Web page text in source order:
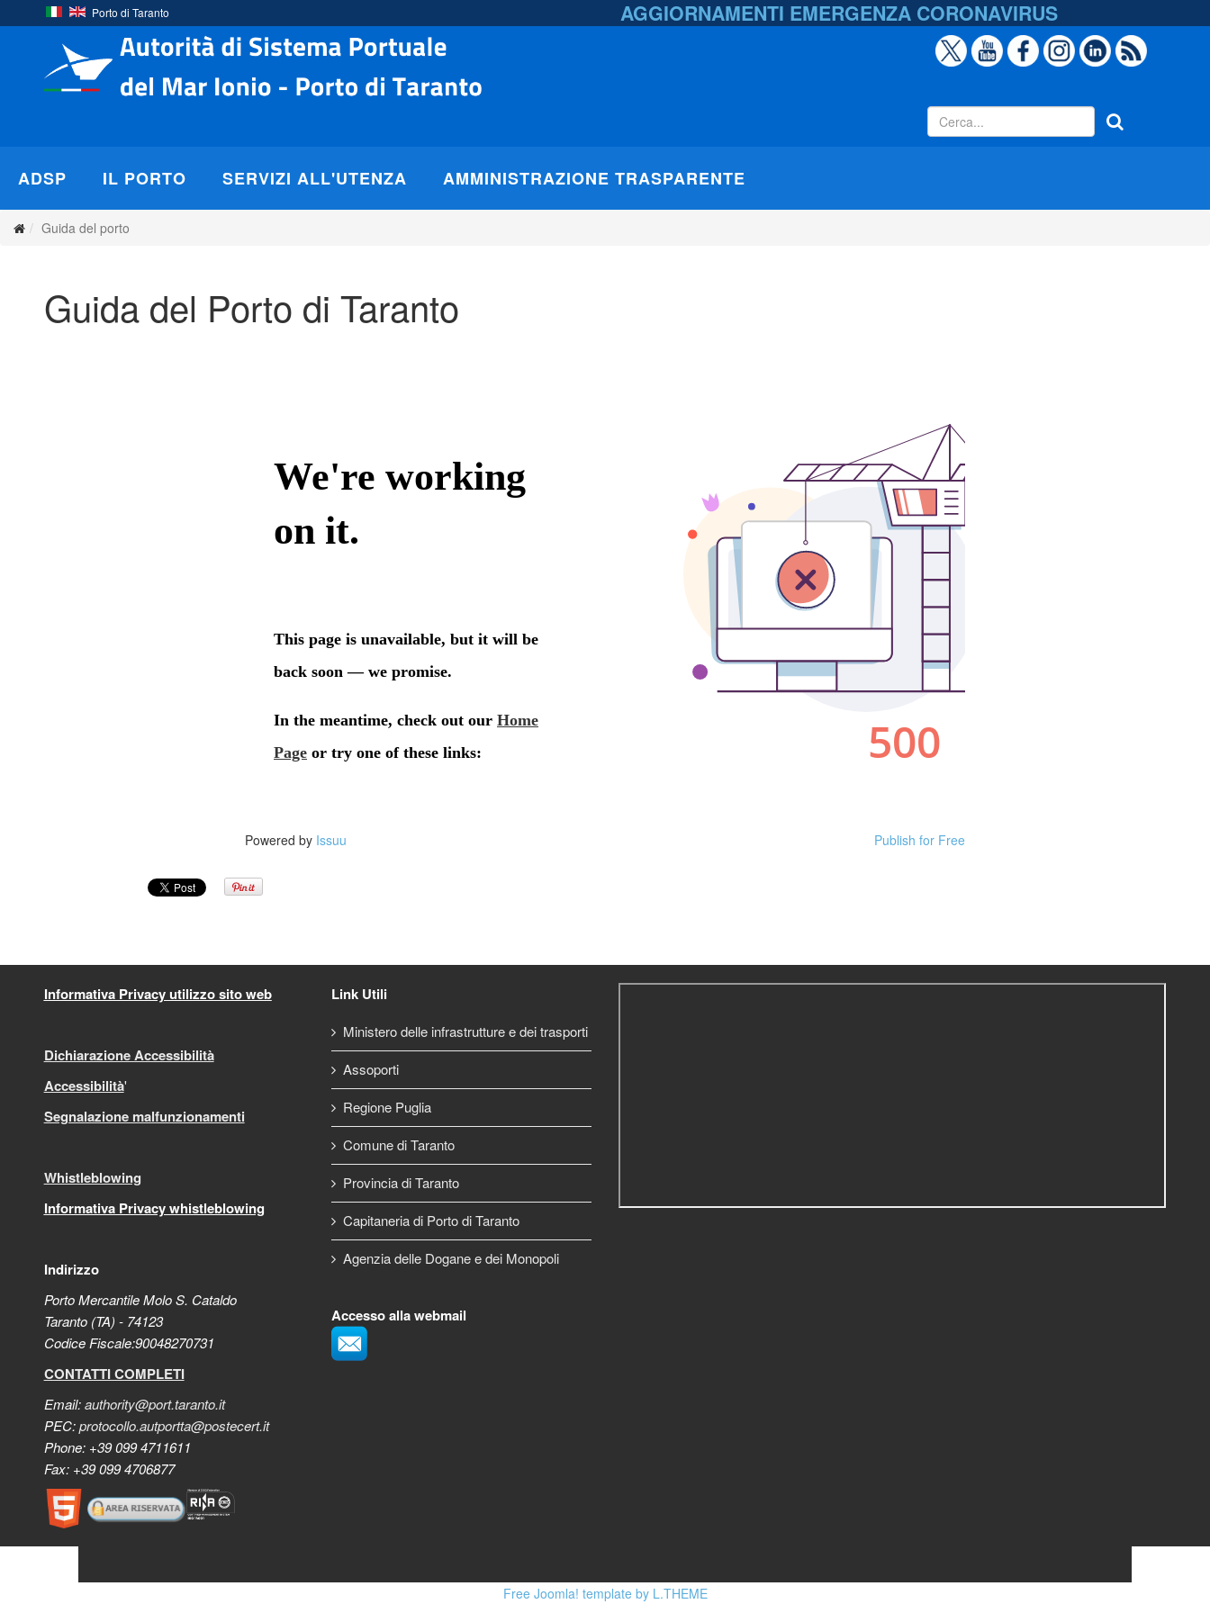
Porto di Taranto AGGIORNAMENTI EMERGENZA CORONAVIRUS
ADSP IL PORTO SERVIZI ALL'UTENZA AMMINISTRAZIONE TRASPARENTE
Guida del porto
Guida del Porto di Taranto
Powered by Issuu Publish for Free
Informativa Privacy utilizzo sito web
Dichiarazione Accessibilità
Accessibilità'
Segnalazione malfunzionamenti
Whistleblowing
Informativa Privacy whistleblowing
Indirizzo
Porto Mercantile Molo S. Cataldo
Taranto (TA) - 74123
Codice Fiscale:90048270731
CONTATTI COMPLETI
Email:authority@port.taranto.it
PEC:protocollo.autportta@postecert.it
Phone: +39 099 4711611
Fax: +39 099 4706877
Link Utili
Ministero delle infrastrutture e dei trasporti
Assoporti
Regione Puglia
Comune di Taranto
Provincia di Taranto
Capitaneria di Porto di Taranto
Agenzia delle Dogane e dei Monopoli
Accesso alla webmail
Free Joomla! template by L.THEME